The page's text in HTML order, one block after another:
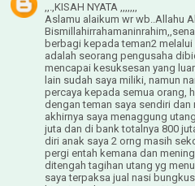
,,.,KISAH NYATA ,,,,,,,
Aslamu alaikum wr wb..Allahu
berbagi kepada teman2
adalah seorang pengusaha
mencapai kesuksesan yang
lain sudah saya miliki, namun
percaya kepada semua orang,
dengan teman saya sendiri
akhirnya saya menaggung
juta dan di bank totalnya 800
diri anak saya 2 orng masih
pergi entah kemana dan
ditengah tagihan utang yg
saya terpaksa jual nasi